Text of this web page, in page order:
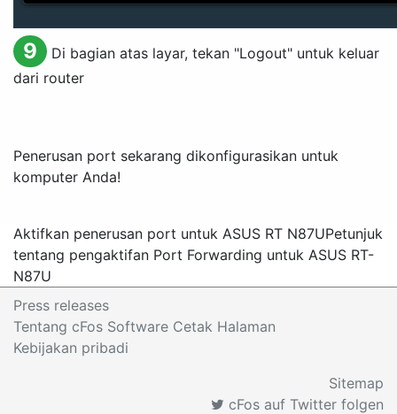
9 Di bagian atas layar, tekan "Logout" untuk keluar
dari router
Penerusan port sekarang dikonfigurasikan untuk
komputer Anda!
Aktifkan penerusan port untuk ASUS RT N87UPetunjuk
tentang pengaktifan Port Forwarding untuk ASUS RT-
N87U
Press releases
Tentang cFos Software Cetak Halaman
Kebijakan pribadi
Sitemap
cFos auf Twitter folgen